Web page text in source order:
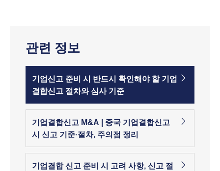
관련 정보
기업신고 준비 시 반드시 확인해야 할 기업
결합신고 절차와 심사 기준
기업결합신고 M&A | 중국 기업결합신고
시 신고 기준·절차, 주의점 정리
기업결합 신고 준비 시 고려 사항, 신고 절